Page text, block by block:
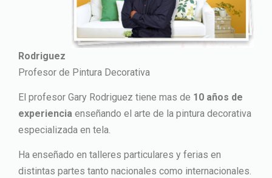
Rodriguez
Profesor de Pintura Decorativa
El profesor Gary Rodriguez tiene mas de 10 años de
experiencia enseñando el arte de la pintura decorativa
especializada en tela.
Ha enseñado en talleres particulares y ferias en
distintas partes tanto nacionales como internacionales.